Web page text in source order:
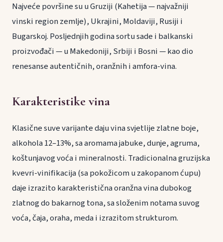
Najveće površine su u Gruziji (Kahetija — najvažniji
vinski region zemlje), Ukrajini, Moldaviji, Rusiji i
Bugarskoj. Posljednjih godina sortu sade i balkanski
proizvođači — u Makedoniji, Srbiji i Bosni — kao dio
renesanse autentičnih, oranžnih i amfora-vina.
Karakteristike vina
Klasične suve varijante daju vina svjetlije zlatne boje,
alkohola 12–13%, sa aromama jabuke, dunje, agruma,
koštunjavog voća i mineralnosti. Tradicionalna gruzijska
kvevri-vinifikacija (sa pokožicom u zakopanom ćupu)
daje izrazito karakteristična oranžna vina dubokog
zlatnog do bakarnog tona, sa složenim notama suvog
voća, čaja, oraha, meda i izrazitom strukturom.